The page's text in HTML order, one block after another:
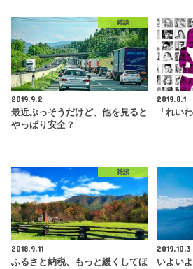
雑談
2019.9.2
最近ぶっそうだけど、他を見ると
やっぱり安全？
2019.8.1
「れい
雑談
2018.9.11
ふるさと納税、もっと緩くしてほ
2019.10.3
いよい